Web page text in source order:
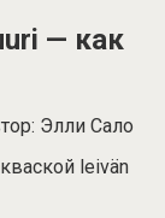
— как
Элли Сало